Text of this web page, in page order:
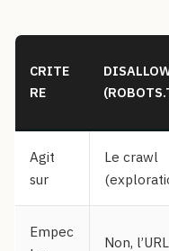
CRITE
RE
Agit
sur
Le crawl
Empec
Non,